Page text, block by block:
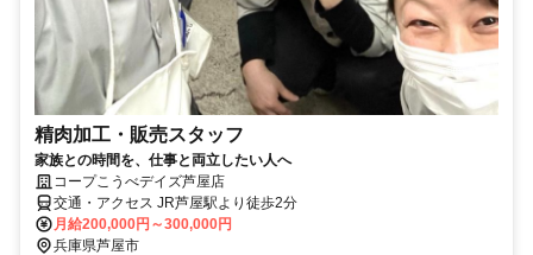
精肉加工・販売スタッフ
家族との時間を、仕事と両立したい人へ
コープこうべデイズ芦屋店
交通・アクセス JR芦屋駅より徒歩2分
月給200,000円～300,000円
兵庫県芦屋市